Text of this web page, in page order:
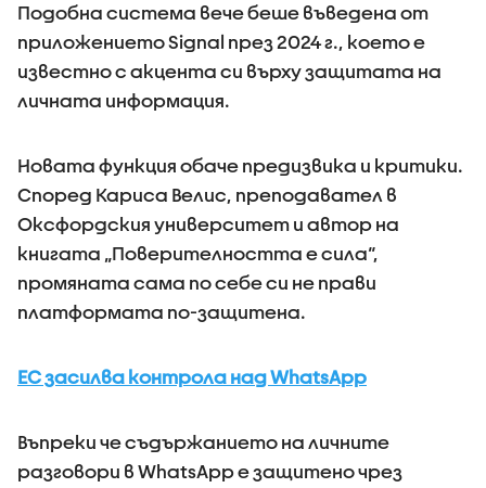
Подобна система вече беше въведена от
приложението Signal през 2024 г., което е
известно с акцента си върху защитата на
личната информация.
Новата функция обаче предизвика и критики.
Според Кариса Велис, преподавател в
Оксфордския университет и автор на
книгата „Поверителността е сила“,
промяната сама по себе си не прави
платформата по-защитена.
ЕС засилва контрола над WhatsApp
Въпреки че съдържанието на личните
разговори в WhatsApp е защитено чрез